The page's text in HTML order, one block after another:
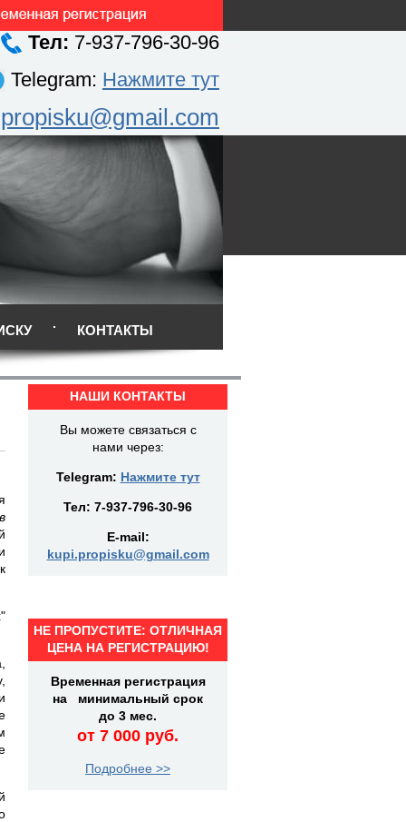
Тел: 7-937-796-30-96
Telegram: Нажмите тут
КОНТАКТЫ
НАШИ КОНТАКТЫ
Вы можете связаться с
нами через:
Telegram: Нажмите тут
Тел: 7-937-796-30-96
E-mail:
kupi.propisku@gmail.com
НЕ ПРОПУСТИТЕ: ОТЛИЧНАЯ
ЦЕНА НА РЕГИСТРАЦИЮ!
Временная регистрация
на минимальный срок
до 3 мес.
от 7 000 руб.
Подробнее >>